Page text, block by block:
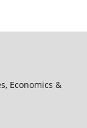
Economics &